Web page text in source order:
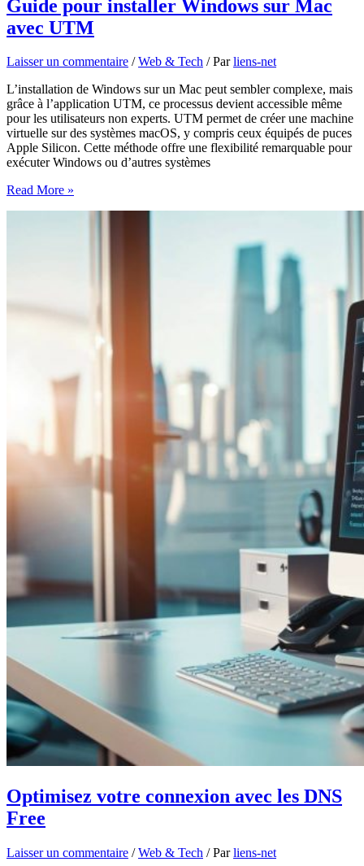
Guide pour installer Windows sur Mac
avec UTM
Laisser un commentaire /Web & Tech / Parliens-net
L’installation de Windows sur un Mac peut sembler complexe, mais
grâce à l’application UTM, ce processus devient accessible même
pour les utilisateurs non experts. UTM permet de créer une machine
virtuelle sur des systèmes macOS, y compris ceux équipés de puces
Apple Silicon. Cette méthode offre une flexibilité remarquable pour
exécuter Windows ou d’autres systèmes
Guide
Read More »
Optimisez votre connexion avec les DNS
Free
Laisser un commentaire /Web & Tech / Parliens-net